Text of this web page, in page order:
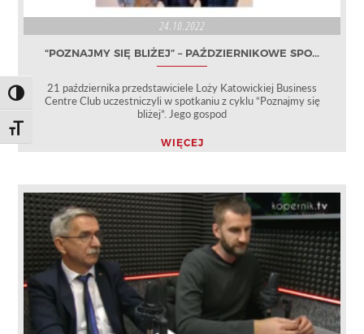
Toggle High Contrast
Toggle Font size
24.10.2022
“POZNAJMY SIĘ BLIŻEJ” – PAŹDZIERNIKOWE SPO...
21 października przedstawiciele Loży Katowickiej Business
Centre Club uczestniczyli w spotkaniu z cyklu “Poznajmy się
bliżej”. Jego gospod
WIĘCEJ